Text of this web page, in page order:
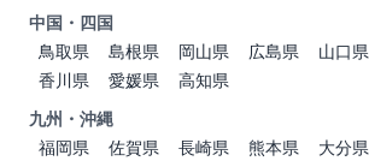
中国・四国
鳥取県
島根県 岡山県 広島県 山口県
香川県
愛媛県
高知県
九州・沖縄
福岡県
佐賀県 長崎県 熊本県 大分県